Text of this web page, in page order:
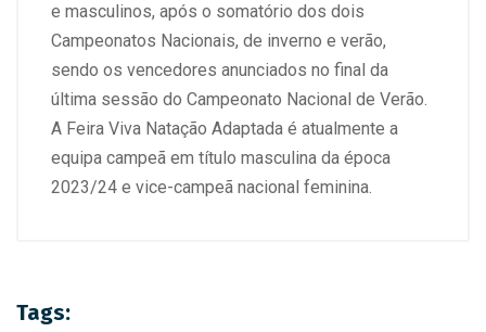
e masculinos, após o somatório dos dois
Campeonatos Nacionais, de inverno e verão,
sendo os vencedores anunciados no final da
última sessão do Campeonato Nacional de Verão.
A Feira Viva Natação Adaptada é atualmente a
equipa campeã em título masculina da época
2023/24 e vice-campeã nacional feminina.
Tags: